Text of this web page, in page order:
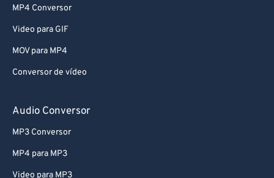
MP4 Conversor
Video para GIF
MOV para MP4
Conversor de vídeo
Audio Conversor
MP3 Conversor
MP4 para MP3
Video para MP3